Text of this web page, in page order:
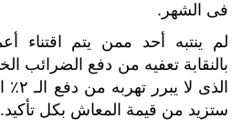
فى الشهر.
لم ينتبه أحد ممن يتم اقتناء
بالنقابة تعفيه من دفع الضرائب
الذى
ستزيد من قيمة المعاش بكل تأكيد.